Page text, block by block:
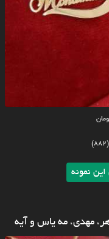
(882)
نمونه
مهدی، مه یاس و آیه